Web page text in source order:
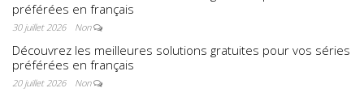
préférées en français
30 juillet 2026 Non
Découvrez les meilleures solutions gratuites pour vos séries
préférées en français
20 juillet 2026 Non